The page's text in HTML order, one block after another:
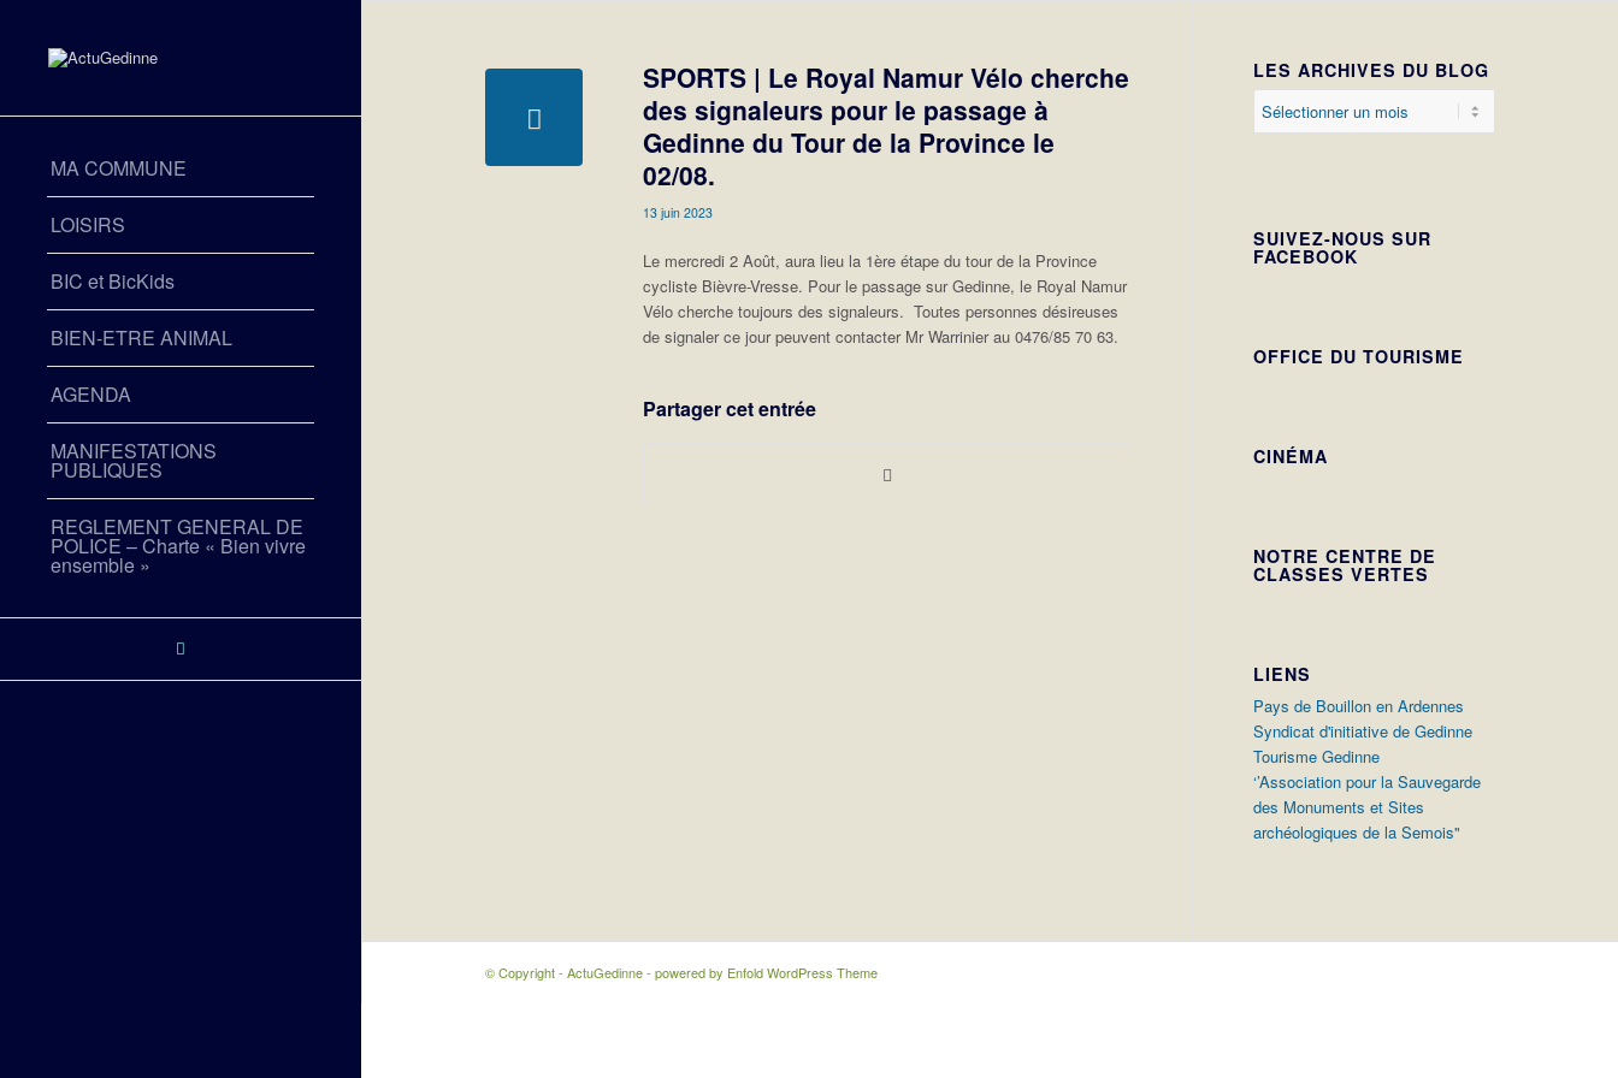
MA COMMUNE
LOISIRS
BIC et BicKids
BIEN-ETRE ANIMAL
AGENDA
MANIFESTATIONS
PUBLIQUES
REGLEMENT GENERAL DE
POLICE – Charte « Bien vivre
ensemble »
SPORTS | Le Royal Namur Vélo cherche
des signaleurs pour le passage à
Gedinne du Tour de la Province le
02/08.
13 juin 2023
Le mercredi 2 Août, aura lieu la 1ère étape du tour de la Province
cycliste Bièvre-Vresse. Pour le passage sur Gedinne, le Royal Namur
Vélo cherche toujours des signaleurs. Toutes personnes désireuses
de signaler ce jour peuvent contacter Mr Warrinier au 0476/85 70 63.
Partager cet entrée
LES ARCHIVES DU BLOG
SUIVEZ-NOUS SUR
FACEBOOK
OFFICE DU TOURISME
CINÉMA
NOTRE CENTRE DE
CLASSES VERTES
LIENS
Pays de Bouillon en Ardennes
Syndicat d'initiative de Gedinne
Tourisme Gedinne
‘’Association pour la Sauvegarde
des Monuments et Sites
archéologiques de la Semois"
© Copyright - ActuGedinne -powered by Enfold WordPress Theme